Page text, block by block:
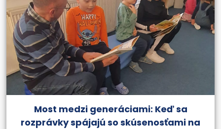
Most medzi generáciami: Keď sa
rozprávky spájajú so skúsenosťami na